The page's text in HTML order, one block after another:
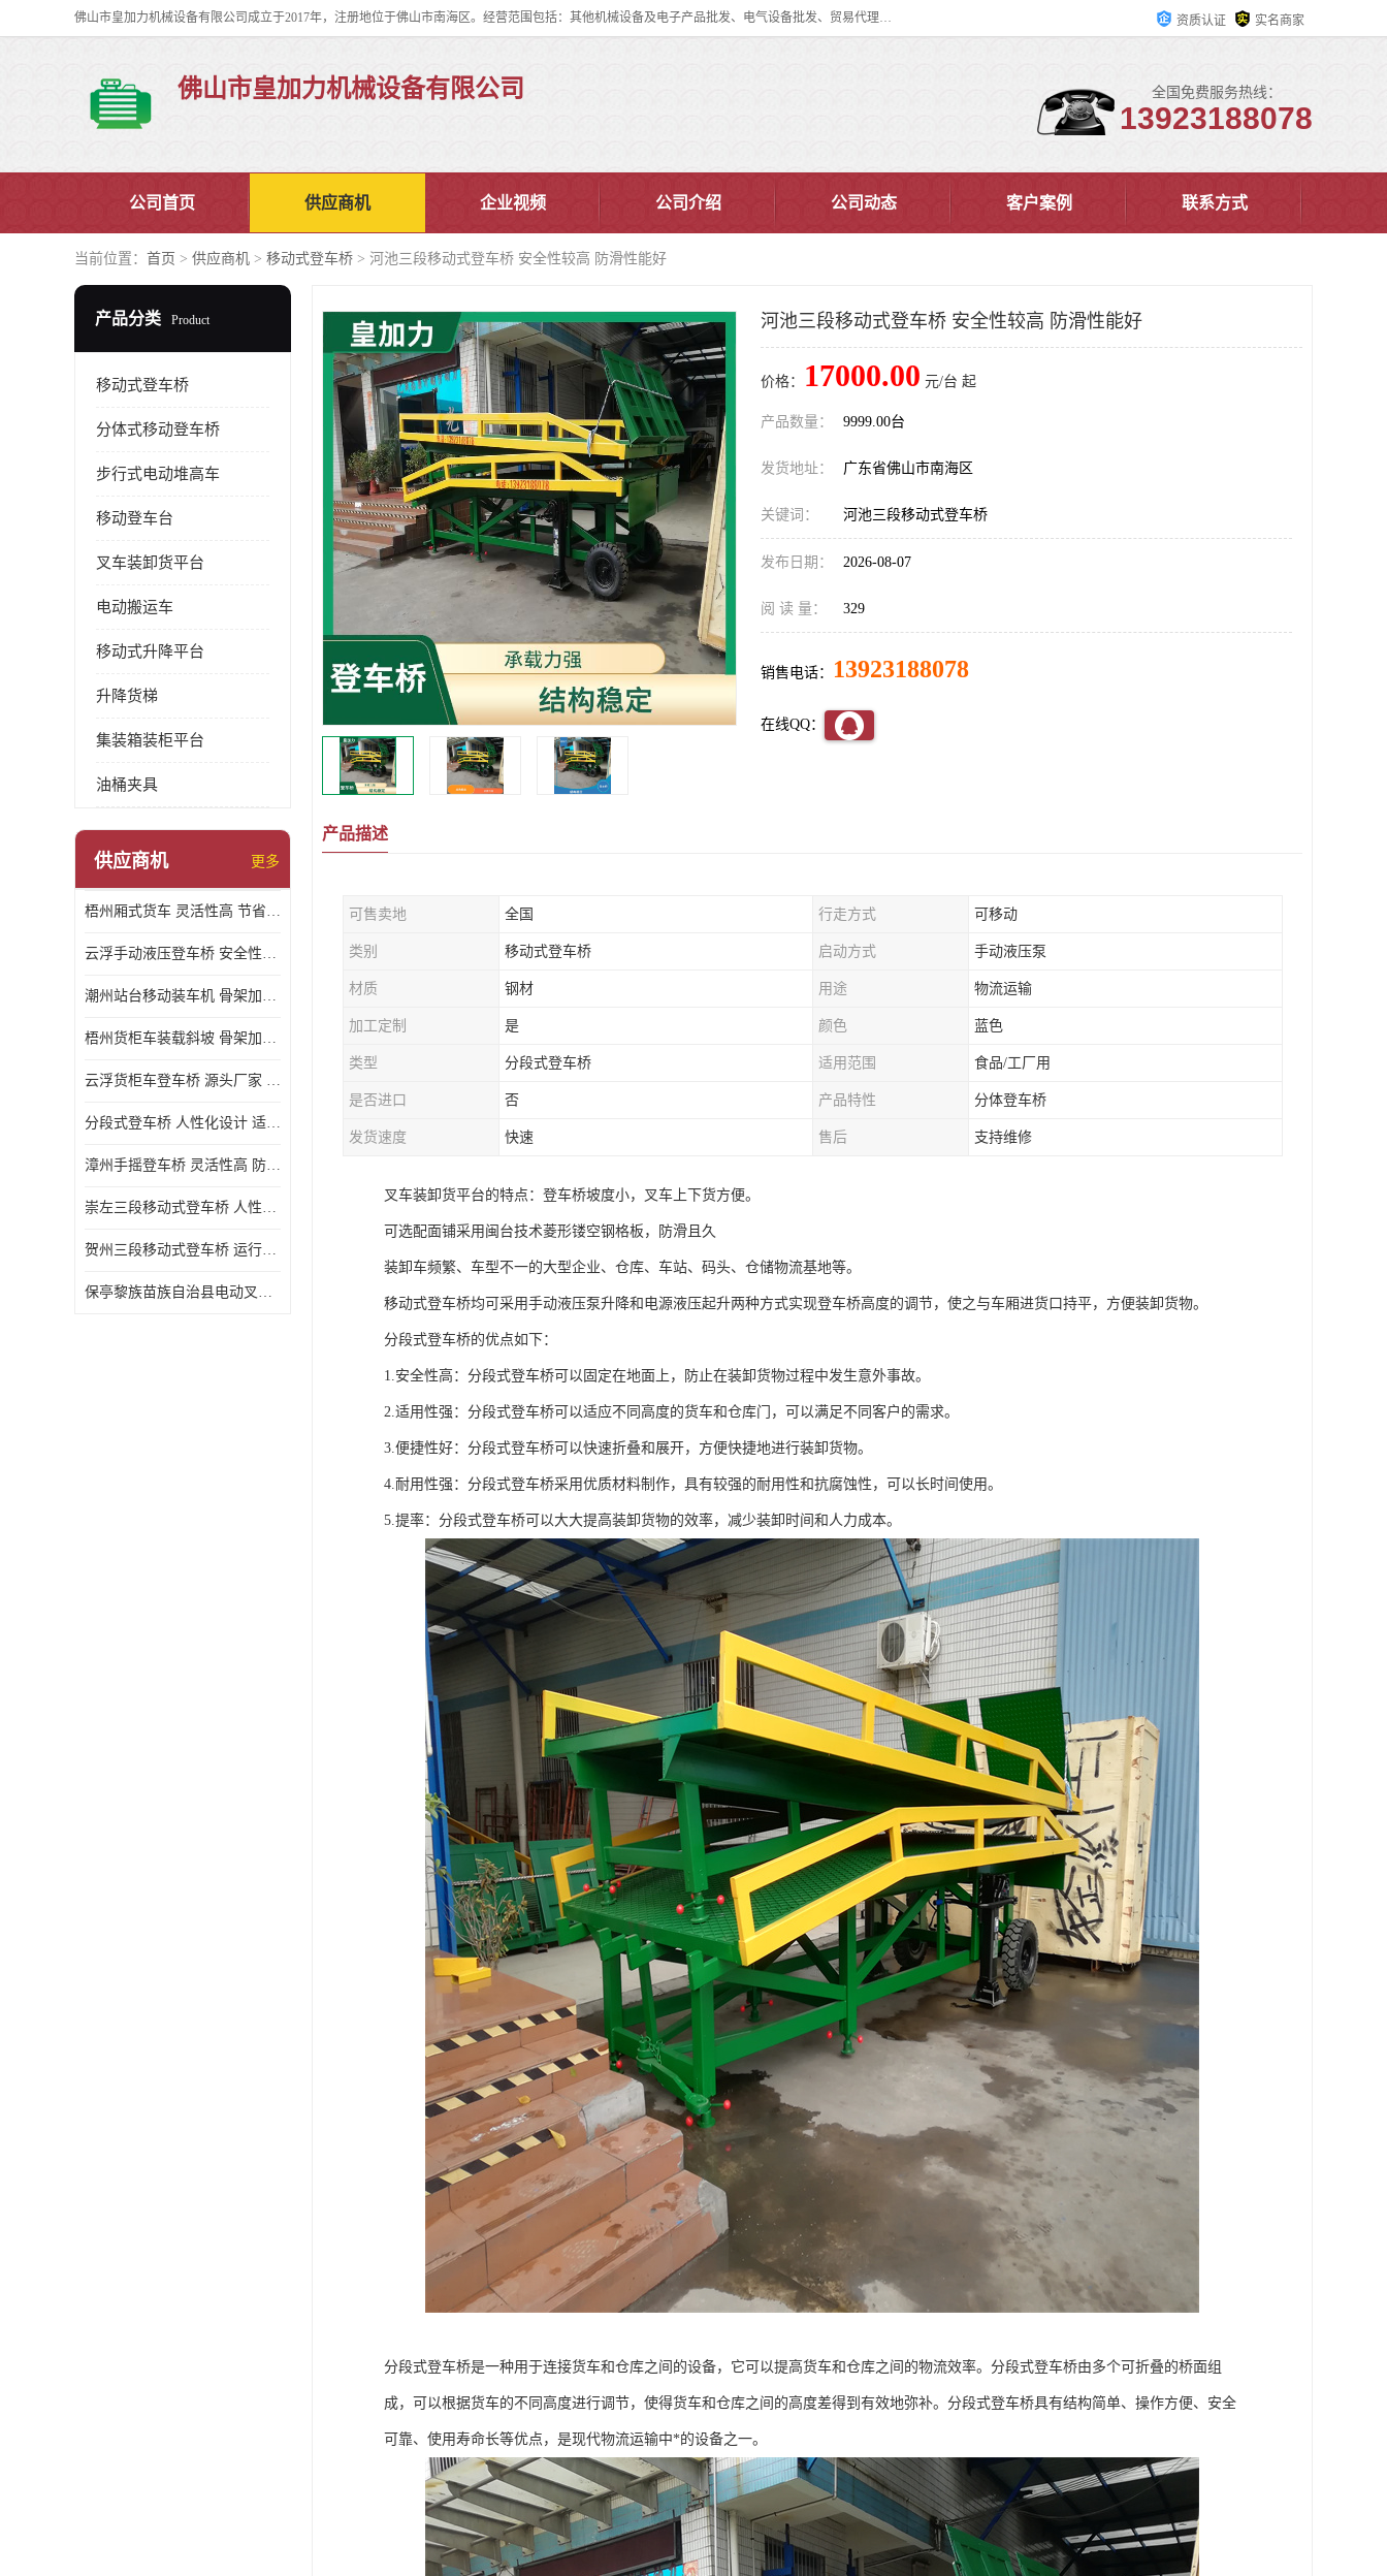
佛山市皇加力机械设备有限公司成立于2017年，注册地位于佛山市南海区。经营范围包括：其他机械设备及电子产品批发、电气设备批发、贸易代理、五金产品批发等；主要产品有：移动式登车桥、叉车装卸货平台、移动式升降机、升降货梯、油桶夹具、电动堆高车。 资质认证 实名商家
佛山市皇加力机械设备有限公司 全国免费服务热线：
13923188078
公司首页 供应商机 企业视频 公司介绍 公司动态 客户案例 联系方式
当前位置： 首页 > 供应商机 > 移动式登车桥 > 河池三段移动式登车桥 安全性较高 防滑性能好
产品分类 Product
移动式登车桥
分体式移动登车桥
步行式电动堆高车
移动登车台
叉车装卸货平台
电动搬运车
移动式升降平台
升降货梯
集装箱装柜平台
油桶夹具
供应商机 更多
梧州厢式货车 灵活性高 节省空间
云浮手动液压登车桥 安全性较高 节省空间
潮州站台移动装车机 骨架加密 承载更强 皇加力机械设备厂
梧州货柜车装载斜坡 骨架加密 承载更强 皇加力机械设备厂
云浮货柜车登车桥 源头厂家 提高装卸作业效率
分段式登车桥 人性化设计 适用性广
漳州手摇登车桥 灵活性高 防滑性能好
崇左三段移动式登车桥 人性化设计 防滑性能好
贺州三段移动式登车桥 运行可靠 防滑性能好
保亭黎族苗族自治县电动叉车 性能稳定 运行平稳
河池三段移动式登车桥 安全性较高 防滑性能好
价格： 17000.00 元/台 起
产品数量： 9999.00台
发货地址： 广东省佛山市南海区
关键词： 河池三段移动式登车桥
发布日期： 2026-08-07
阅 读 量： 329
销售电话： 13923188078
在线QQ：
产品描述
可售卖地 全国 行走方式 可移动
类别 移动式登车桥 启动方式 手动液压泵
材质 钢材 用途 物流运输
加工定制 是 颜色 蓝色
类型 分段式登车桥 适用范围 食品/工厂用
是否进口 否 产品特性 分体登车桥
发货速度 快速 售后 支持维修
叉车装卸货平台的特点：登车桥坡度小，叉车上下货方便。
可选配面铺采用闽台技术菱形镂空钢格板，防滑且久
装卸车频繁、车型不一的大型企业、仓库、车站、码头、仓储物流基地等。
移动式登车桥均可采用手动液压泵升降和电源液压起升两种方式实现登车桥高度的调节，使之与车厢进货口持平，方便装卸货物。
分段式登车桥的优点如下：
1.安全性高：分段式登车桥可以固定在地面上，防止在装卸货物过程中发生意外事故。
2.适用性强：分段式登车桥可以适应不同高度的货车和仓库门，可以满足不同客户的需求。
3.便捷性好：分段式登车桥可以快速折叠和展开，方便快捷地进行装卸货物。
4.耐用性强：分段式登车桥采用优质材料制作，具有较强的耐用性和抗腐蚀性，可以长时间使用。
5.提率：分段式登车桥可以大大提高装卸货物的效率，减少装卸时间和人力成本。
分段式登车桥是一种用于连接货车和仓库之间的设备，它可以提高货车和仓库之间的物流效率。分段式登车桥由多个可折叠的桥面组
成，可以根据货车的不同高度进行调节，使得货车和仓库之间的高度差得到有效地弥补。分段式登车桥具有结构简单、操作方便、安全
可靠、使用寿命长等优点，是现代物流运输中*的设备之一。